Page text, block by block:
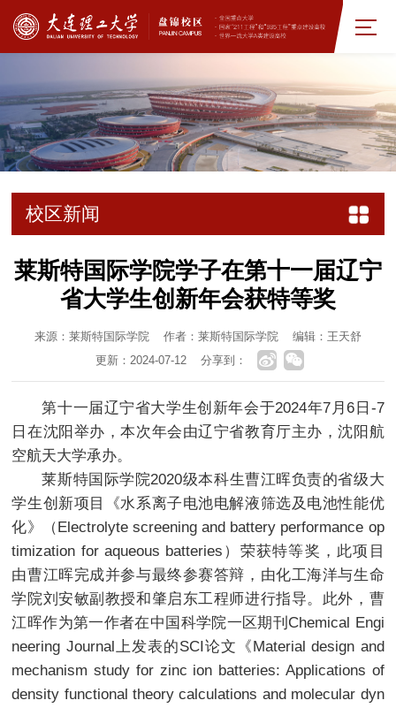
校区新闻
莱斯特国际学院学子在第十一届辽宁
省大学生创新年会获特等奖
来源：莱斯特国际学院 作者：莱斯特国际学院
编辑：王天舒
更新：2024-07-12
分享到：
第十一届辽宁省大学生创新年会于2024年7月6日-7
日在沈阳举办，本次年会由辽宁省教育厅主办，沈阳航
空航天大学承办。
莱斯特国际学院2020级本科生曹江晖负责的省级大
学生创新项目《水系离子电池电解液筛选及电池性能优
化》（Electrolyte screening and battery performance op
timization for aqueous batteries）荣获特等奖，此项目
由曹江晖完成并参与最终参赛答辩，由化工海洋与生命
学院刘安敏副教授和肇启东工程师进行指导。此外，曹
江晖作为第一作者在中国科学院一区期刊Chemical Engi
neering Journal上发表的SCI论文《Material design and
mechanism study for zinc ion batteries: Applications of
density functional theory calculations and molecular dyn